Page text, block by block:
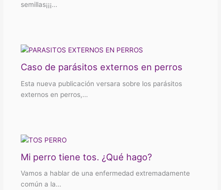
semillas¡¡¡…
Caso de parásitos externos en perros
Esta nueva publicación versara sobre los parásitos
externos en perros,…
Mi perro tiene tos. ¿Qué hago?
Vamos a hablar de una enfermedad extremadamente
común a la…